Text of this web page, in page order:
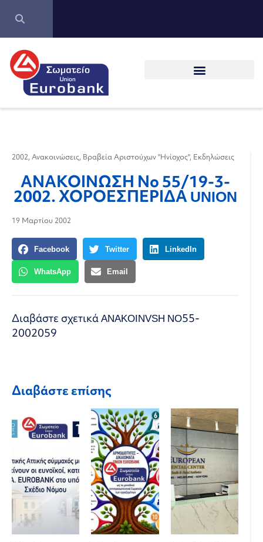
2002, Ανακοινώσεις, Βραβεία Αριστούχων "Ηνίοχος", Εκδηλώσεις
ΑΝΑΚΟΙΝΩΣΗ Νο 55/19-3-
2002. ΧΟΡΟΕΣΠΕΡΙΔΑ UNION
19 Μαρτίου 2002
Facebook Twitter LinkedIn
WhatsApp Email
Διαβάστε σχετικάANAKOINVSH NO55-
2002059
Διαβάστε επίσης